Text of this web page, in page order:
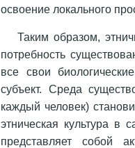
освоение локального
Таким образом,
потребность
все свои
субъект. Среда
каждый человек)
этническая культура
представляет собой